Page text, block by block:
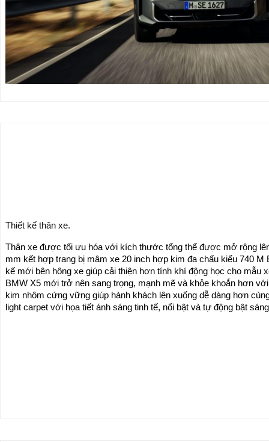
Thiết kế thân xe.
Thân xe được tối ưu hóa với kích thước tổng thể được mở rộng
mm kết hợp trang bị mâm xe 20 inch hợp kim đa chấu kiểu 740 M
kế mới bên hông xe giúp cải thiện hơn tính khí động học cho mẫu
BMW X5 mới trở nên sang trọng, mạnh mẽ và khỏe khoắn hơn
kim nhôm cứng vững giúp hành khách lên xuống dễ dàng hơn
light carpet với họa tiết ánh sáng tinh tế, nổi bật và tự động bật